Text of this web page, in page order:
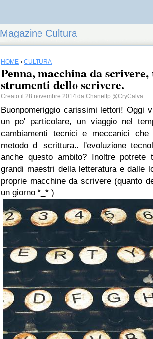
Magazine Cultura
HOME › CULTURA
Penna, macchina da
strumenti dello scrivere.
Creato il 28 novembre 2014 da Chaneltp @CryCalva
Buonpomeriggio carissimi lettori! Oggi
un po' particolare, un viaggio nel
cambiamenti tecnici e meccanici che
metodo di scrittura.. l'evoluzione
anche questo ambito? Inoltre potrete
grandi maestri della letteratura e dalle
proprie macchine da scrivere (quanto
un giorno *_* )